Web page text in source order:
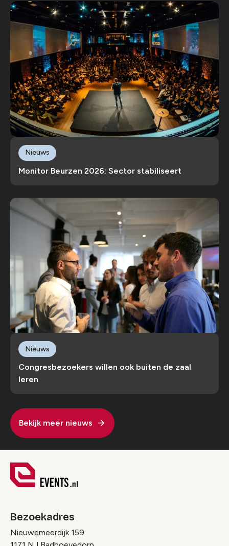
Monitor Beurzen 2026: Sector stabiliseert
Nieuws
Congresbezoekers willen ook buiten de zaal
leren
Nieuws
Bekijk meer nieuws
Bezoekadres
Nieuwemeerdijk 159